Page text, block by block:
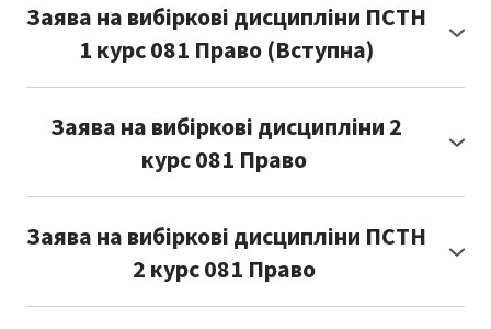
Заява на вибіркові дисципліни ПСТН
1 курс 081 Право (Вступна)
Заява на вибіркові дисципліни 2
курс 081 Право
Заява на вибіркові дисципліни ПСТН
2 курс 081 Право